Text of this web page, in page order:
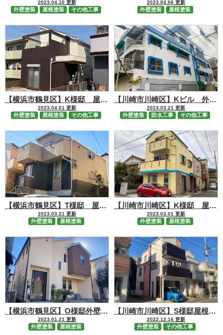
2023.04.10 更新
外壁塗装 屋根塗装 その他工事
2023.04.06 更新
外壁塗装 屋根塗装
【横浜市鶴見区】K様邸 屋根外壁塗装工事
2023.04.01 更新
外壁塗装 屋根塗装 その他工事
【川崎市川崎区】Kビル 外装修繕工事
2023.03.21 更新
外壁塗装 防水工事 その他工事
【横浜市鶴見区】T様邸 屋根外壁塗装工事
2023.03.21 更新
外壁塗装 屋根塗装
【川崎市川崎区】K様邸 屋根塗装・外壁塗装工事
2023.03.01 更新
外壁塗装 屋根塗装
【横浜市鶴見区】O様邸外壁塗装工事・屋根塗装工事
2023.01.21 更新
外壁塗装 屋根塗装
【川崎市川崎区】S様邸屋根カバー外壁塗装工事
2022.12.16 更新
外壁塗装 その他工事